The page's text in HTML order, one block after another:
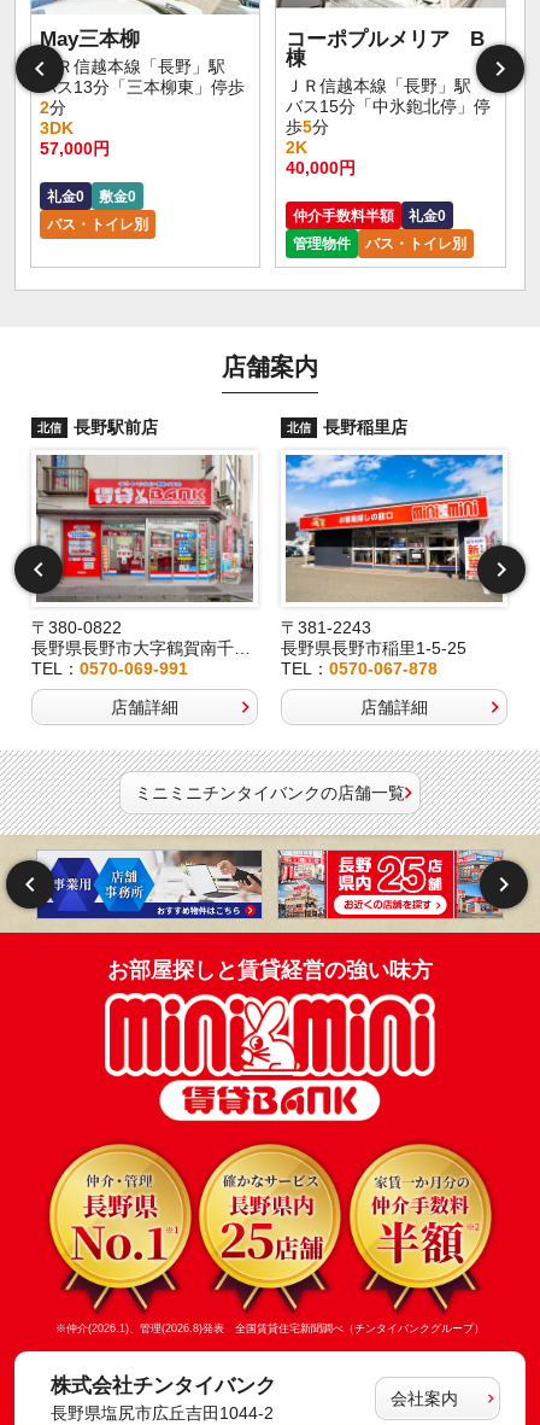
May三本柳
ＪＲ信越本線「長野」駅
バス13分「三本柳東」停歩
2分
3DK
57,000円
礼金0
敷金0
バス・トイレ別
コーポプルメリア B
棟
ＪＲ信越本線「長野」駅
バス15分「中氷鉋北停」停
歩5分
2K
40,000円
仲介手数料半額
礼金0
管理物件
バス・トイレ別
店舗案内
北信 長野駅前店
〒380-0822
長野県長野市大字鶴賀南千歳町826
TEL： 0570-069-991
店舗詳細
北信 長野稲里店
〒381-2243
長野県長野市稲里1-5-25
TEL：0570-067-878
店舗詳細
ミニミニチンタイバンクの店舗一覧
お部屋探しと賃貸経営の強い味方
※仲介(2026.1)、管理(2026.8)発表 全国賃貸住宅新聞調べ（チンタイバンクグループ）
株式会社チンタイバンク
長野県塩尻市広丘吉田1044-2
会社案内